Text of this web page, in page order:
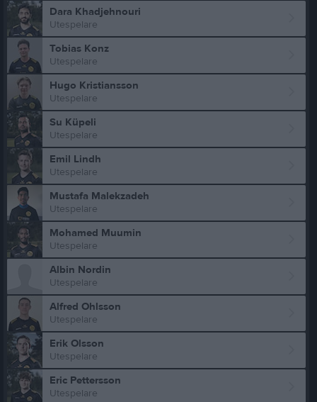
Dara Khadjehnouri
Utespelare
Tobias Konz
Utespelare
Hugo Kristiansson
Utespelare
Su Küpeli
Utespelare
Emil Lindh
Utespelare
Mustafa Malekzadeh
Utespelare
Mohamed Muumin
Utespelare
Albin Nordin
Utespelare
Alfred Ohlsson
Utespelare
Erik Olsson
Utespelare
Eric Pettersson
Utespelare